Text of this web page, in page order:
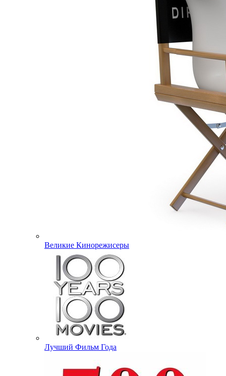
Великие Кинорежисеры
Лучший Фильм Года